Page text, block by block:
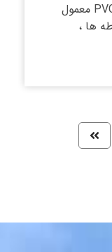
فنس گالوانیزه-فنس روکش دار-فنسPVC معمول
ها ،